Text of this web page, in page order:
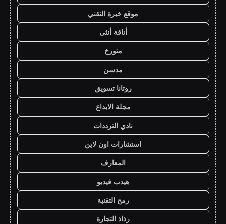
موقع خبرة التقني
أناقة أنثى
متورخ
مدسن
روتانا تسويق
مجلة الابداع
نادي الترددات
استشارات اون لاين
المعارف
هيدب فيديو
رمح التقنية
رذاذ التجارة